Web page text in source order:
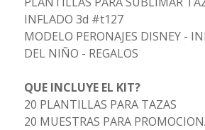
INFLADO 3d #t127
MODELO PERONAJES DISNEY -
DEL NIÑO - REGALOS
QUE INCLUYE EL KIT?
20 PLANTILLAS PARA TAZAS
20 MUESTRAS PARA